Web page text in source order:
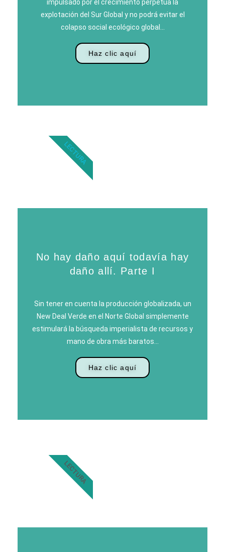
impulsado por el crecimiento perpetúa la
explotación del Sur Global y no podrá evitar el
colapso social ecológico global…
Haz clic aquí
No hay daño aquí todavía hay
daño allí. Parte I
Sin tener en cuenta la producción globalizada, un
New Deal Verde en el Norte Global simplemente
estimulará la búsqueda imperialista de recursos y
mano de obra más baratos…
Haz clic aquí
LECTURA
LECTURA